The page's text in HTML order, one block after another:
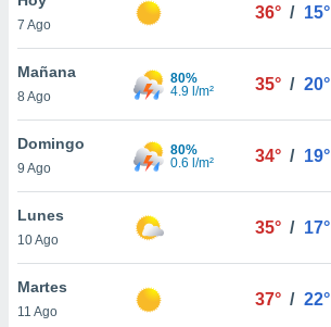
en
más
nuestra
de
7 Ago
36° / 15°
Mañana
8 Ago
80%
4.9 l/m²
35° / 20°
Domingo
9 Ago
80%
0.6 l/m²
34° / 19°
Lunes
10 Ago
35° / 17°
Martes
11 Ago
37° / 22°